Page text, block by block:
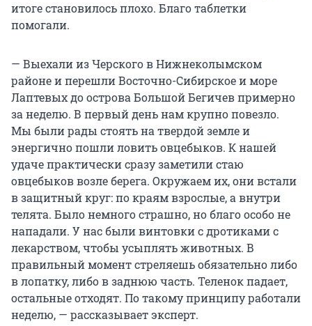
итоге становилось плохо. Благо таблетки
помогали.
— Выехали из Черского в Нижнеколымском
районе и перешли Восточно-Сибирское и море
Лаптевых до острова Большой Бегичев примерно
за неделю. В первый день нам крупно повезло.
Мы были рады стоять на твердой земле и
энергично пошли ловить овцебыков. К нашей
удаче практически сразу заметили стаю
овцебыков возле берега. Окружаем их, они встали
в защитный круг: по краям взрослые, а внутри
телята. Было немного страшно, но благо особо не
нападали. У нас были винтовки с дротиками с
лекарством, чтобы усыплять животных. В
правильный момент стреляешь обязательно либо
в лопатку, либо в заднюю часть. Теленок падает,
остальные отходят. По такому принципу работали
неделю, — рассказывает эксперт.